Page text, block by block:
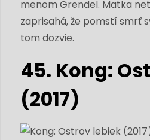
menom Grendel. Matka
zaprisahá, že pomstí smrť
tom dozvie.
45. Kong:
(2017)